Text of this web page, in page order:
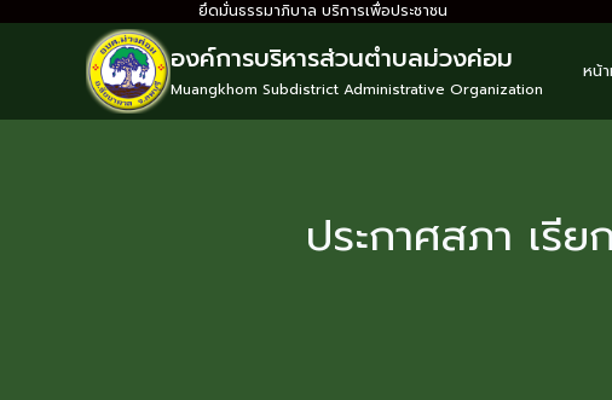
ยึดมั่นธรรมาภิบาล บริการเพื่อประชาชน
องค์การบริหารส่วนตำบลม่วงค่อม
Muangkhom Subdistrict Administrative Organization
หน้
ประกาศสภา เ